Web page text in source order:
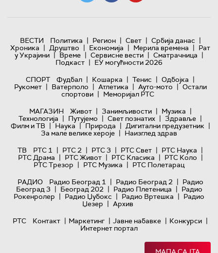
ВЕСТИ Политика | Регион | Свет | Србија данас |
Хроника | Друштво | Економија | Мерила времена | Рат
у Украјини | Време | Сервисне вести | Сматрачница |
Подкаст | ЕУ могућности 2026
СПОРТ
Фудбал | Кошарка | Тенис | Одбојка |
Рукомет | Ватерполо | Атлетика | Ауто-мото | Остали
спортови | Меморијал РТС
МАГАЗИН
Живот | Занимљивости | Музика |
Технологијa | Путујемо | Свет познатих | Здравље |
Филм и ТВ | Наука | Природа | Дигитални предузетник |
За мале велике хероје | Наизглед здрав
ТВ
РТС 1 | РТС 2 | РТС 3 | РТС Свет | РТС Наука |
РТС Драма | РТС Живот | РТС Класика | РТС Коло |
РТС Трезор | РТС Музика | РТС Полетарац
РАДИО
Радио Београд 1 | Радио Београд 2 | Радио
Београд 3 | Београд 202 | Радио Плетеница | Радио
Рокенролер | Радио Џубокс | Радио Вртешка | Радио
Џезер | Архив
РТС
Контакт | Маркетинг | Јавне набавке | Конкурси |
Интернет портал